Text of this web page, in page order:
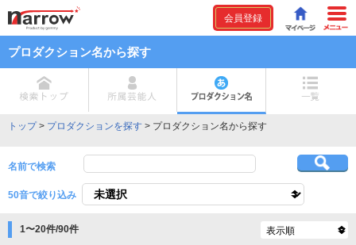
会員登録
プロダクション名から探す
検索トップ 所属芸能人 プロダクション名
トップ> プロダクションを探す > プロダクション名から探す
名前で検索
50音で絞り込み
1〜20件/90件